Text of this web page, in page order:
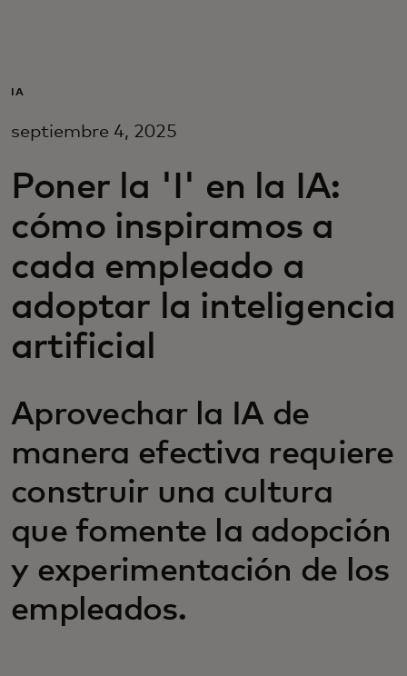
Para innovadores
Noticias y tendencias
IA
septiembre 4, 2025
Poner la 'I' en la IA:
cómo inspiramos a
cada empleado a
adoptar la inteligencia
artificial
Aprovechar la IA de
manera efectiva requiere
construir una cultura
que fomente la adopción
y experimentación de los
empleados.